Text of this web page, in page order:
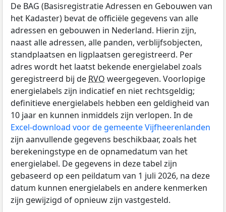
De BAG (Basisregistratie Adressen en Gebouwen van
het Kadaster) bevat de officiële gegevens van alle
adressen en gebouwen in Nederland. Hierin zijn,
naast alle adressen, alle panden, verblijfsobjecten,
standplaatsen en ligplaatsen geregistreerd. Per
adres wordt het laatst bekende energielabel zoals
geregistreerd bij de RVO weergegeven. Voorlopige
energielabels zijn indicatief en niet rechtsgeldig;
definitieve energielabels hebben een geldigheid van
10 jaar en kunnen inmiddels zijn verlopen. In de
Excel-download voor de gemeente Vijfheerenlanden
zijn aanvullende gegevens beschikbaar, zoals het
berekeningstype en de opnamedatum van het
energielabel. De gegevens in deze tabel zijn
gebaseerd op een peildatum van 1 juli 2026, na deze
datum kunnen energielabels en andere kenmerken
zijn gewijzigd of opnieuw zijn vastgesteld.